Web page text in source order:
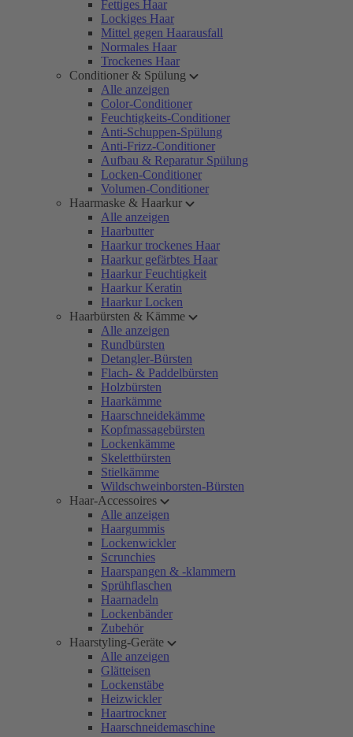
Fettiges Haar
Lockiges Haar
Mittel gegen Haarausfall
Normales Haar
Trockenes Haar
Conditioner & Spülung
Alle anzeigen
Color-Conditioner
Feuchtigkeits-Conditioner
Anti-Schuppen-Spülung
Anti-Frizz-Conditioner
Aufbau & Reparatur Spülung
Locken-Conditioner
Volumen-Conditioner
Haarmaske & Haarkur
Alle anzeigen
Haarbutter
Haarkur trockenes Haar
Haarkur gefärbtes Haar
Haarkur Feuchtigkeit
Haarkur Keratin
Haarkur Locken
Haarbürsten & Kämme
Alle anzeigen
Rundbürsten
Detangler-Bürsten
Flach- & Paddelbürsten
Holzbürsten
Haarkämme
Haarschneidekämme
Kopfmassagebürsten
Lockenkämme
Skelettbürsten
Stielkämme
Wildschweinborsten-Bürsten
Haar-Accessoires
Alle anzeigen
Haargummis
Lockenwickler
Scrunchies
Haarspangen & -klammern
Sprühflaschen
Haarnadeln
Lockenbänder
Zubehör
Haarstyling-Geräte
Alle anzeigen
Glätteisen
Lockenstäbe
Heizwickler
Haartrockner
Haarschneidemaschine